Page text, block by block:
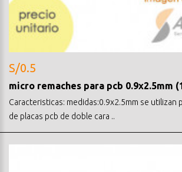
S/0.5
micro remaches para pcb 0.9x2.5mm
Caracteristicas: medidas:0.9x2.5mm se utilizan
de placas pcb de doble cara ..